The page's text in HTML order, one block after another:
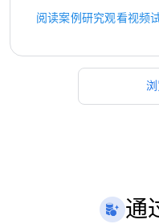
阅读案例研究观看视频
通